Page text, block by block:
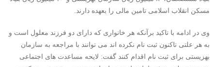
مسکن انقلاب اسلامی تامین مالی را بعهده دارند.
وی در ادامه با تاکید برآنکه هر خانواری که دارای دو فرزند معلول است و
به هر علتی تاکنون ثبت نام نکرده اند می توانند با مراجعه به سازمان
بهزیستی برای ثبت نام اقدام کنند گفت: لایحه مساعدت های اجتماعی